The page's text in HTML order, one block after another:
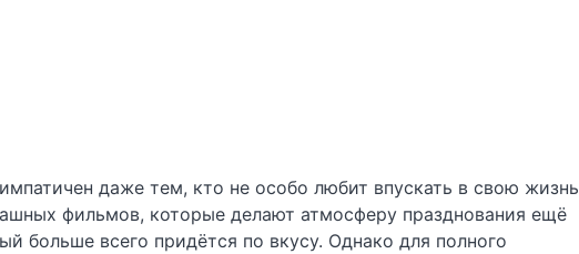
даже тем, кто не особо любит впускать в свою жизнь
фильмов, которые делают атмосферу празднования ещё
больше всего придётся по вкусу. Однако для полного